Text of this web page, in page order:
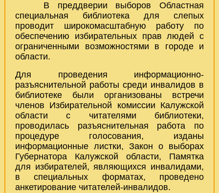
В преддверии выборов Областная
специальная библиотека для слепых
проводит широкомасштабную работу по
обеспечению избирательных прав людей с
ограниченными возможностями в городе и
области.
Для проведения информационно-
разъяснительной работы среди инвалидов в
библиотеке были организованы встречи
членов Избирательной комиссии Калужской
области с читателями библиотеки,
проводилась разъяснительная работа по
процедуре голосования, изданы
информационные листки, Закон о выборах
Губернатора Калужской области, Памятка
для избирателей, являющихся инвалидами,
в специальных форматах, проведено
анкетирование читателей-инвалидов.